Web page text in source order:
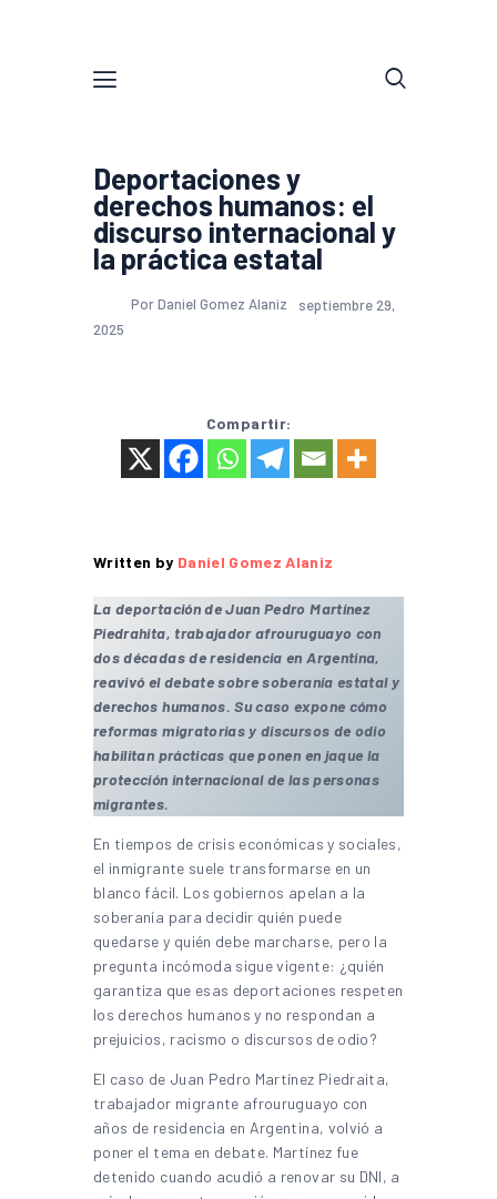
Deportaciones y
derechos humanos: el
discurso internacional y
la práctica estatal
Por Daniel Gomez Alaniz
septiembre 29,
2025
Compartir:
Written by Daniel Gomez Alaniz
La deportación de Juan Pedro Martínez
Piedrahita, trabajador afrouruguayo con
dos décadas de residencia en Argentina,
reavivó el debate sobre soberanía estatal y
derechos humanos. Su caso expone cómo
reformas migratorias y discursos de odio
habilitan prácticas que ponen en jaque la
protección internacional de las personas
migrantes.
En tiempos de crisis económicas y sociales,
el inmigrante suele transformarse en un
blanco fácil. Los gobiernos apelan a la
soberanía para decidir quién puede
quedarse y quién debe marcharse, pero la
pregunta incómoda sigue vigente: ¿quién
garantiza que esas deportaciones respeten
los derechos humanos y no respondan a
prejuicios, racismo o discursos de odio?
El caso de Juan Pedro Martínez Piedraita,
trabajador migrante afrouruguayo con
años de residencia en Argentina, volvió a
poner el tema en debate. Martínez fue
detenido cuando acudió a renovar su DNI, a